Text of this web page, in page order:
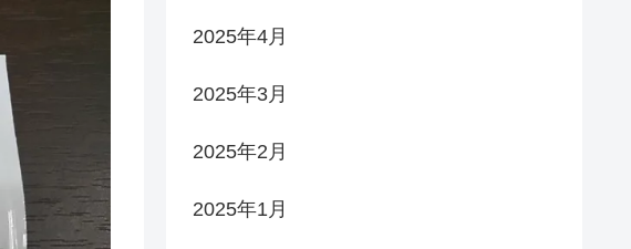
2025年4月
2025年3月
2025年2月
2025年1月